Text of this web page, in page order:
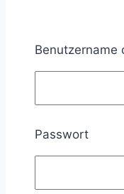
beieinander,
muss,
Benutzername
Passwort